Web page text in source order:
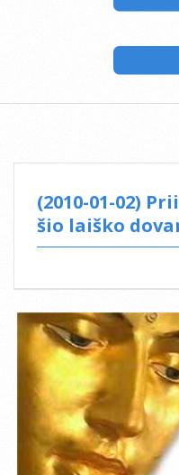
(2010-01-02)
šio laiško